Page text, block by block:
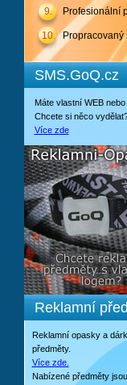
9. Profesionální
10. Propracovaný
SMS.GoQ.cz
Máte vlastní WEB
Chcete si něco
Více zde
Reklamní
Reklamní opasky a
předměty.
Více zde.
Nabízené předměty